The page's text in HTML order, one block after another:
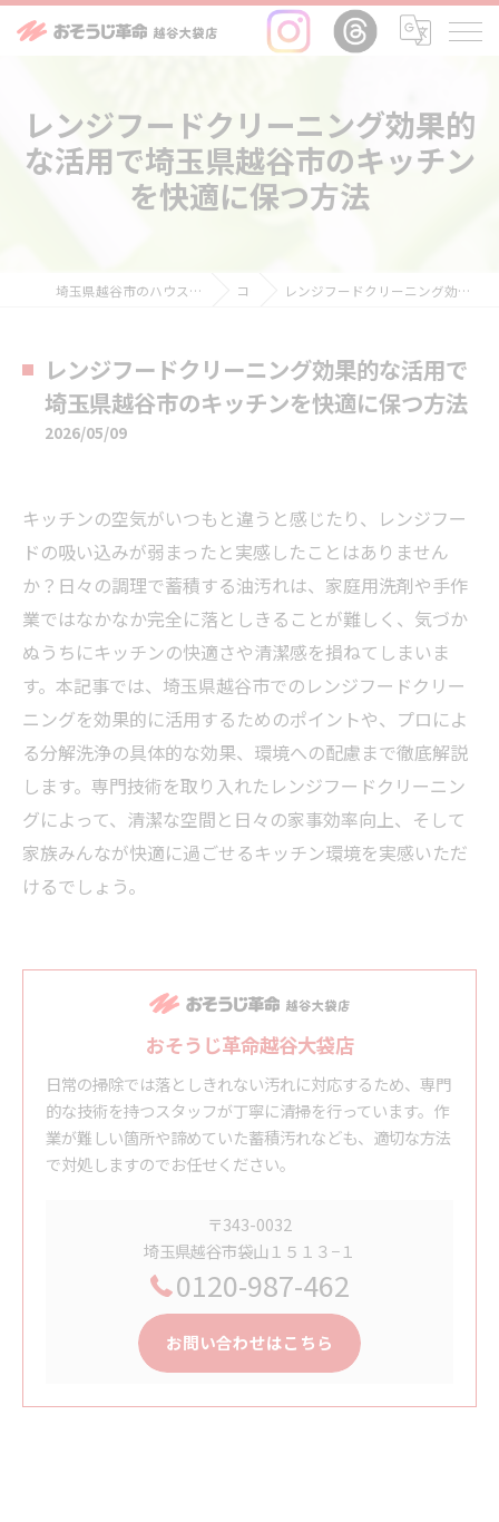
レンジフードクリーニング効果的
な活用で埼玉県越谷市のキッチン
を快適に保つ方法
埼玉県越谷市のハウスクリーニングならおそうじ革命越谷大袋店 コラム レンジフードクリーニング効果的な活用で埼玉県越谷市のキッチンを快適に保つ方法
レンジフードクリーニング効果的な活用で
埼玉県越谷市のキッチンを快適に保つ方法
2026/05/09
キッチンの空気がいつもと違うと感じたり、レンジフー
ドの吸い込みが弱まったと実感したことはありません
か？日々の調理で蓄積する油汚れは、家庭用洗剤や手作
業ではなかなか完全に落としきることが難しく、気づか
ぬうちにキッチンの快適さや清潔感を損ねてしまいま
す。本記事では、埼玉県越谷市でのレンジフードクリー
ニングを効果的に活用するためのポイントや、プロによ
る分解洗浄の具体的な効果、環境への配慮まで徹底解説
します。専門技術を取り入れたレンジフードクリーニン
グによって、清潔な空間と日々の家事効率向上、そして
家族みんなが快適に過ごせるキッチン環境を実感いただ
けるでしょう。
おそうじ革命越谷大袋店
日常の掃除では落としきれない汚れに対応するため、専門
的な技術を持つスタッフが丁寧に清掃を行っています。作
業が難しい箇所や諦めていた蓄積汚れなども、適切な方法
で対処しますのでお任せください。
〒343-0032
埼玉県越谷市袋山１５１３−１
0120-987-462
お問い合わせはこちら